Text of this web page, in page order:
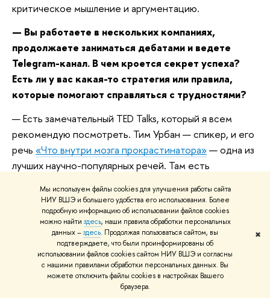
Мы используем файлы cookies для улучшения работы сайта
НИУ ВШЭ и большего удобства его использования. Более
подробную информацию об использовании файлов cookies
можно найти здесь, наши правила обработки персональных
данных –здесь. Продолжая пользоваться сайтом, вы
подтверждаете, что были проинформированы об
использовании файлов cookies сайтом НИУ ВШЭ и согласны
с нашими правилами обработки персональных данных. Вы
можете отключить файлы cookies в настройках Вашего
браузера.
✖
критическое мышление и аргументацию.
— Вы работаете в нескольких компаниях,
продолжаете заниматься дебатами и ведете
Telegram-канал. В чем кроется секрет успеха?
Есть ли у вас какая-то стратегия или правила,
которые помогают справляться с трудностями?
— Есть замечательный TED Talks, который я всем
рекомендую посмотреть. Тим Урбан — спикер, и его
речь «Что внутри мозга прокрастинатора»— одна из
лучших научно-популярных речей. Там есть
прокрастинатора. В момент, когда подходит
дедлайн, в нашей голове просыпается «паник-
монстр», который пугает ленивую обезьяну, которая
обычно откладывает все дела ради сиюминутных
удовольствий. «Паник-монстр» пробуждает
сумасшедшую активность.